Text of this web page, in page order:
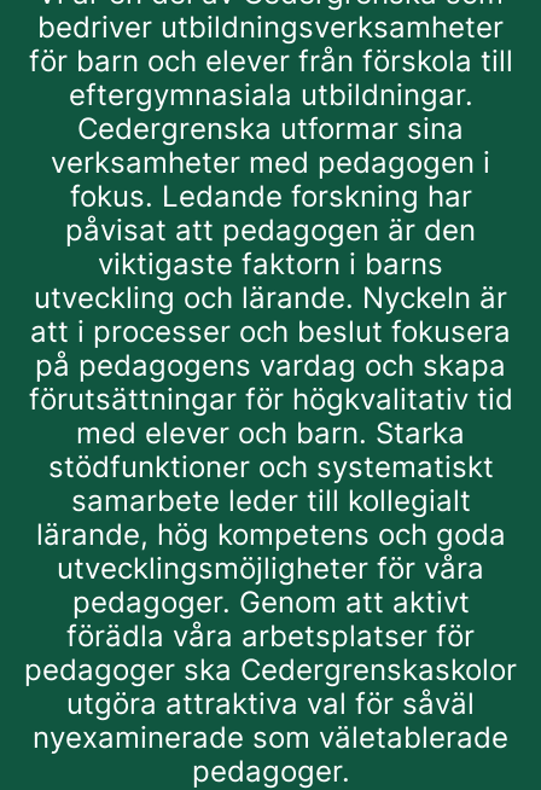
bedriver utbildningsverksamheter
för barn och elever från förskola till
eftergymnasiala utbildningar.
Cedergrenska utformar sina
verksamheter med pedagogen i
fokus. Ledande forskning har
påvisat att pedagogen är den
viktigaste faktorn i barns
utveckling och lärande. Nyckeln är
att i processer och beslut fokusera
på pedagogens vardag och skapa
förutsättningar för högkvalitativ tid
med elever och barn. Starka
stödfunktioner och systematiskt
samarbete leder till kollegialt
lärande, hög kompetens och goda
utvecklingsmöjligheter för våra
pedagoger. Genom att aktivt
förädla våra arbetsplatser för
pedagoger ska Cedergrenskaskolor
utgöra attraktiva val för såväl
nyexaminerade som väletablerade
pedagoger.